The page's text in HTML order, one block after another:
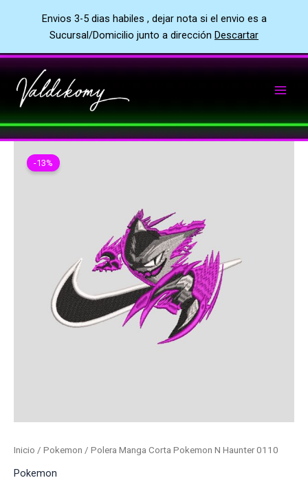
Envios 3-5 dias habiles , dejar nota si el envio es a
Sucursal/Domicilio junto a dirección Descartar
al
contenido
-13%
Inicio / Pokemon / Polera Manga Corta Pokemon N Haunter 0110
Pokemon